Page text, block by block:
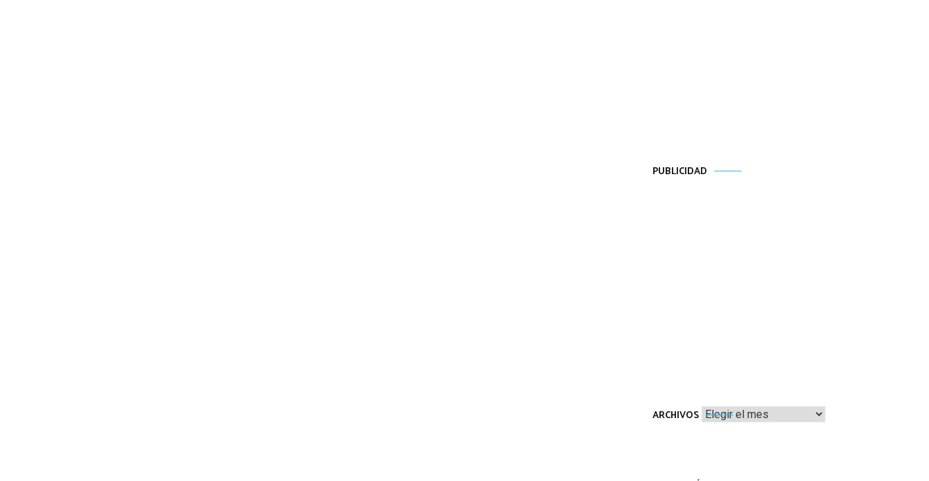
PUBLICIDAD
ARCHIVOS Archivos